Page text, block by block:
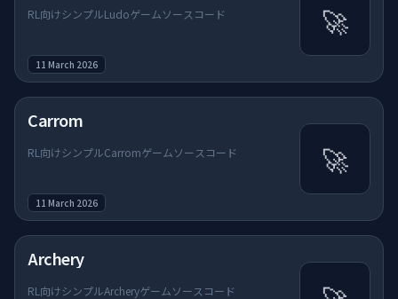
RL向けシンプルLudoゲームソースコード
11 March 2026
🚀
Carrom
RL向けシンプルCarromゲームソースコード
11 March 2026
🚀
Archery
RL向けシンプルArcheryゲームソースコード